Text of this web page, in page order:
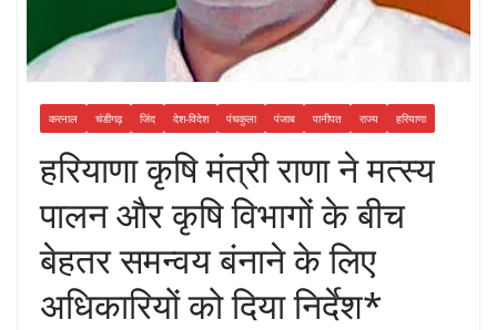
करनाल चंडीगढ़ जिंद देश-विदेश पंचकुला पंजाब पानीपत राज्य हरियाणा
हरियाणा कृषि मंत्री राणा ने मत्स्य
पालन और कृषि विभागों के बीच
बेहतर समन्वय बंनाने के लिए
अधिकारियों को दिया निर्देश*